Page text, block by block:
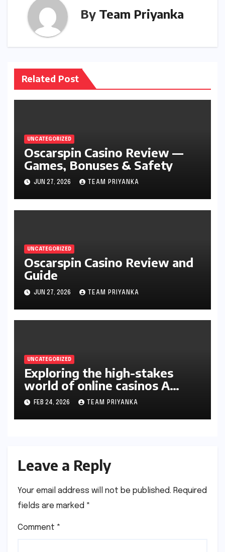
By Team Priyanka
Related Post
UNCATEGORIZED
Oscarspin Casino Review —
Games, Bonuses & Safety
JUN 27, 2026 TEAM PRIYANKA
UNCATEGORIZED
Oscarspin Casino Review and
Guide
JUN 27, 2026 TEAM PRIYANKA
UNCATEGORIZED
Exploring the high-stakes
world of online casinos A
gambler’s guide
FEB 24, 2026 TEAM PRIYANKA
Leave a Reply
Your email address will not be published. Required
fields are marked *
Comment *